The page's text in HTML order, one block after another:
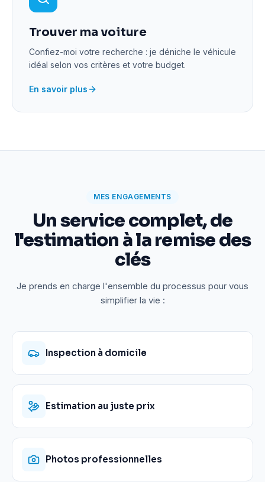
Trouver ma voiture
Confiez-moi votre recherche : je déniche le véhicule
idéal selon vos critères et votre budget.
En savoir plus
MES ENGAGEMENTS
Un service complet, de
l'estimation à la remise des
clés
Je prends en charge l'ensemble du processus pour vous
simplifier la vie :
Inspection à domicile
Estimation au juste prix
Photos professionnelles